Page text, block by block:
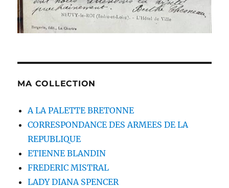
MA COLLECTION
A LA PALETTE BRETONNE
CORRESPONDANCE DES ARMEES DE LA
REPUBLIQUE
ETIENNE BLANDIN
FREDERIC MISTRAL
LADY DIANA SPENCER